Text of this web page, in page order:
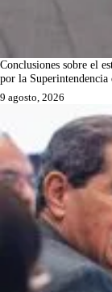
Conclusiones sobre el
por la
9 agosto, 2026